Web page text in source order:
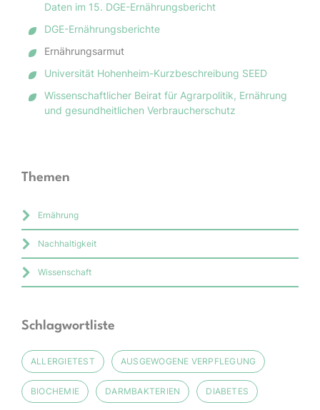
Daten im 15. DGE-Ernährungsbericht
DGE-Ernährungsberichte
Ernährungsarmut
Universität Hohenheim-Kurzbeschreibung SEED
Wissenschaftlicher Beirat für Agrarpolitik, Ernährung
und gesundheitlichen Verbraucherschutz
Themen
Ernährung
Nachhaltigkeit
Wissenschaft
Schlagwortliste
ALLERGIETEST AUSGEWOGENE VERPFLEGUNG
BIOCHEMIE DARMBAKTERIEN DIABETES